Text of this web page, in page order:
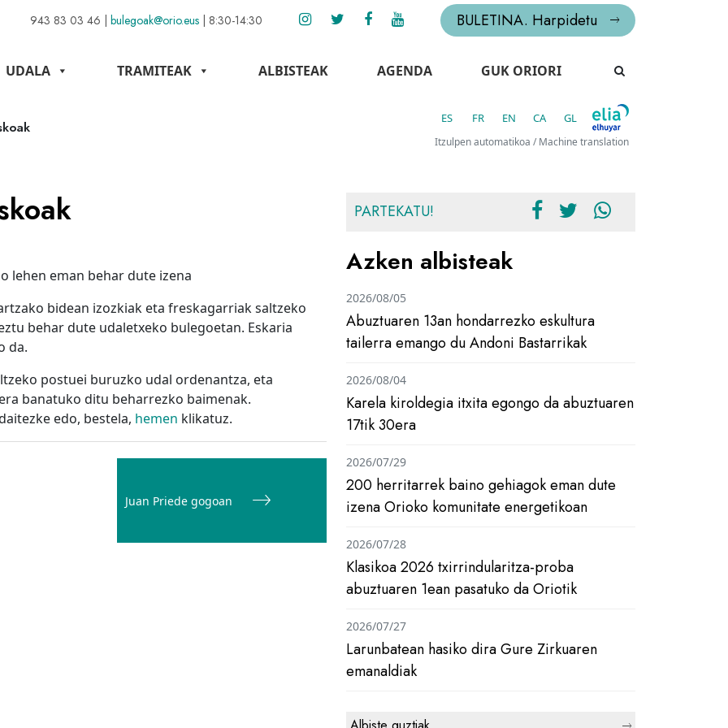
943 83 03 46 | bulegoak@orio.eus | 8:30-14:30 BULETINA. Harpidetu
UDALA TRAMITEAK ALBISTEAK AGENDA GUK ORIORI
ES FR EN CA GL
Itzulpen automatikoa / Machine translation
lehen eman behar dute izena
bidean izozkiak eta freskagarriak saltzeko
behar dute udaletxeko bulegoetan. Eskaria
da.
postuei buruzko udal ordenantza, eta
banatuko ditu beharrezko baimenak.
edo, bestela, hemen klikatuz.
Juan Priede gogoan
PARTEKATU!
Azken albisteak
Abuztuaren 13an hondarrezko eskultura
tailerra emango du Andoni Bastarrikak
2026/08/05
Karela kiroldegia itxita egongo da abuztuaren
17tik 30era
2026/08/04
200 herritarrek baino gehiagok eman dute
izena Orioko komunitate energetikoan
2026/07/29
Klasikoa 2026 txirrindularitza-proba
abuztuaren 1ean pasatuko da Oriotik
2026/07/28
Larunbatean hasiko dira Gure Zirkuaren
emanaldiak
2026/07/27